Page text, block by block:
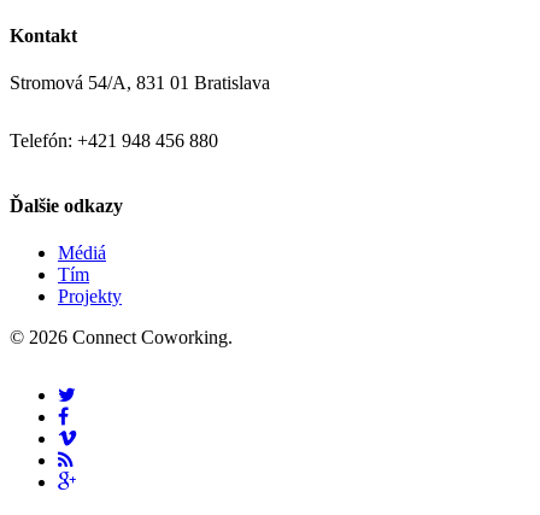
Kontakt
Stromová 54/A, 831 01 Bratislava
Telefón: +421 948 456 880
Ďalšie odkazy
Médiá
Tím
Projekty
© 2026 Connect Coworking.